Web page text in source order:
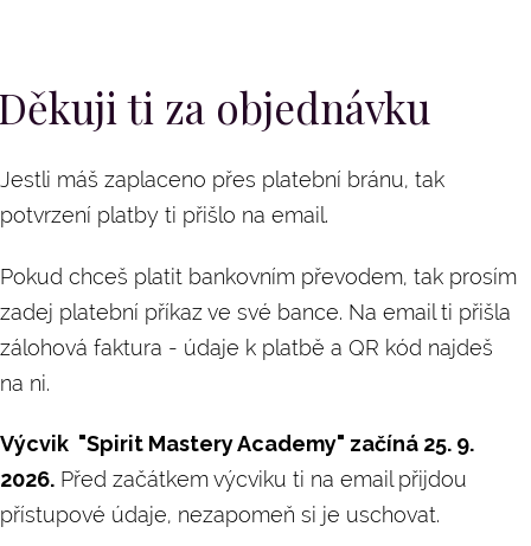
ti za objednávku
Jestli máš zaplaceno přes platební bránu, tak
potvrzení platby ti přišlo na email.
Pokud chceš platit bankovním převodem, tak prosím
zadej platební příkaz ve své bance. Na email ti přišla
zálohová faktura - údaje k platbě a QR kód najdeš
na ni.
Výcvik "Spirit Mastery Academy" začíná 25. 9.
2026. Před začátkem výcviku ti na email přijdou
přístupové údaje, nezapomeň si je uschovat.